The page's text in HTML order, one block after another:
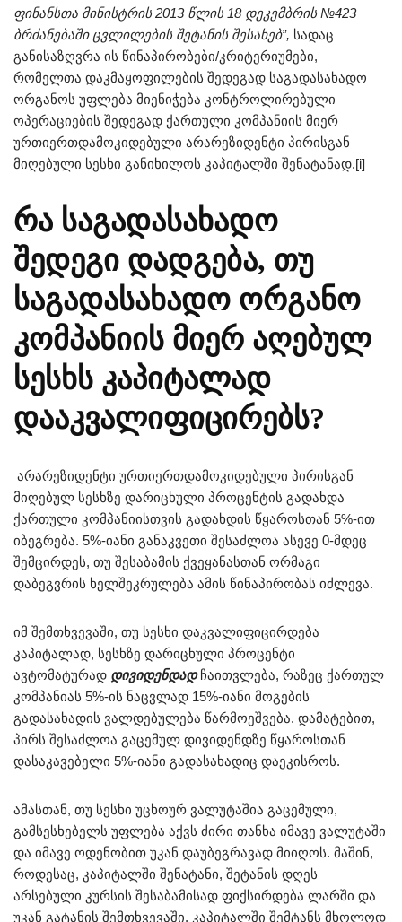
ფინანსთა მინისტრის 2013 წლის 18 დეკემბრის №423
ბრძანებაში ცვლილების შეტანის შესახებ”, სადაც
განისაზღვრა ის წინაპირობები/კრიტერიუმები,
რომელთა დაკმაყოფილების შედეგად საგადასახადო
ორგანოს უფლება მიენიჭება კონტროლირებული
ოპერაციების შედეგად ქართული კომპანიის მიერ
ურთიერთდამოკიდებული არარეზიდენტი პირისგან
მიღებული სესხი განიხილოს კაპიტალში შენატანად.[i]
რა საგადასახადო
შედეგი დადგება, თუ
საგადასახადო ორგანო
კომპანიის მიერ აღებულ
სესხს კაპიტალად
დააკვალიფიცირებს?
არარეზიდენტი ურთიერთდამოკიდებული პირისგან
მიღებულ სესხზე დარიცხული პროცენტის გადახდა
ქართული კომპანიისთვის გადახდის წყაროსთან 5%-ით
იბეგრება. 5%-იანი განაკვეთი შესაძლოა ასევე 0-მდეც
შემცირდეს, თუ შესაბამის ქვეყანასთან ორმაგი
დაბეგვრის ხელშეკრულება ამის წინაპირობას იძლევა.
იმ შემთხვევაში, თუ სესხი დაკვალიფიცირდება
კაპიტალად, სესხზე დარიცხული პროცენტი
ავტომატურად დივიდენდადჩაითვლება, რაზეც ქართულ
კომპანიას 5%-ის ნაცვლად 15%-იანი მოგების
გადასახადის ვალდებულება წარმოეშვება. დამატებით,
პირს შესაძლოა გაცემულ დივიდენდზე წყაროსთან
დასაკავებელი 5%-იანი გადასახადიც დაეკისროს.
ამასთან, თუ სესხი უცხოურ ვალუტაშია გაცემული,
გამსესხებელს უფლება აქვს ძირი თანხა იმავე ვალუტაში
და იმავე ოდენობით უკან დაუბეგრავად მიიღოს. მაშინ,
როდესაც, კაპიტალში შენატანი, შეტანის დღეს
არსებული კურსის შესაბამისად ფიქსირდება ლარში და
უკან გატანის შემთხვევაში, კაპიტალში შემტანს მხოლოდ